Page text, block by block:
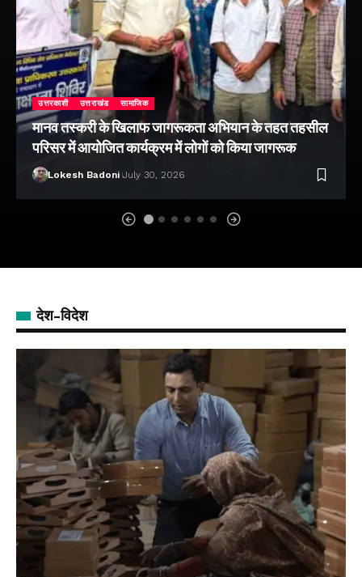
उत्तरकाशी उत्तराखंड सामाजिक
मानव तस्करी के खिलाफ जागरूकता अभियान के तहत तहसील
परिसर में आयोजित कार्यक्रम में लोगों को किया जागरूक
Lokesh Badoni July 30, 2026
देश-विदेश